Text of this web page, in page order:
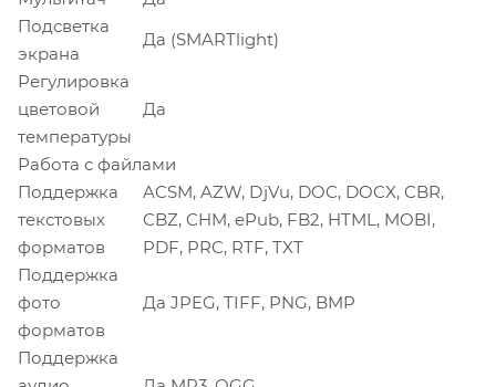
Подсветка
экрана
Да (SMARTlight)
Регулировка
цветовой
температуры
Да
Работа с файлами
Поддержка
текстовых
форматов
ACSM, AZW, DjVu, DOC, DOCX, CBR,
CBZ, CHM, ePub, FB2, HTML, MOBI,
PDF, PRC, RTF, TXT
Поддержка
фото
форматов
Да JPEG, TIFF, PNG, BMP
Поддержка